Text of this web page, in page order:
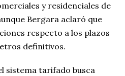
y residenciales de
Bergara aclaró que
respecto a los plazos
definitivos.
sistema tarifado busca